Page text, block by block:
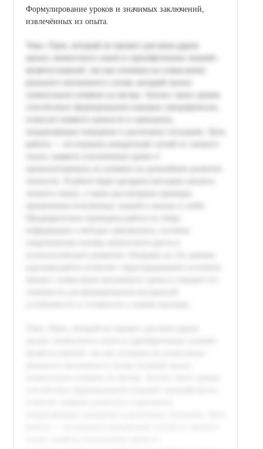
Формулирование уроков и значимых заключений,
извлечённых из опыта.